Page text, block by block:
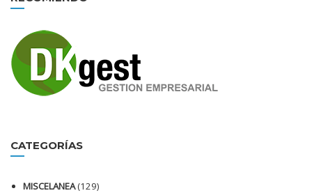
CATEGORÍAS
MISCELANEA(129)